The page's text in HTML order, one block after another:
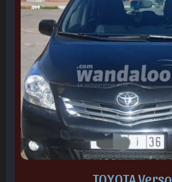
TOYOTA Verso